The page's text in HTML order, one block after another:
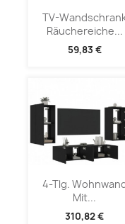
TV-
Räuchereiche...
59,83 €
4-Tlg.
Mit...
310,82 €